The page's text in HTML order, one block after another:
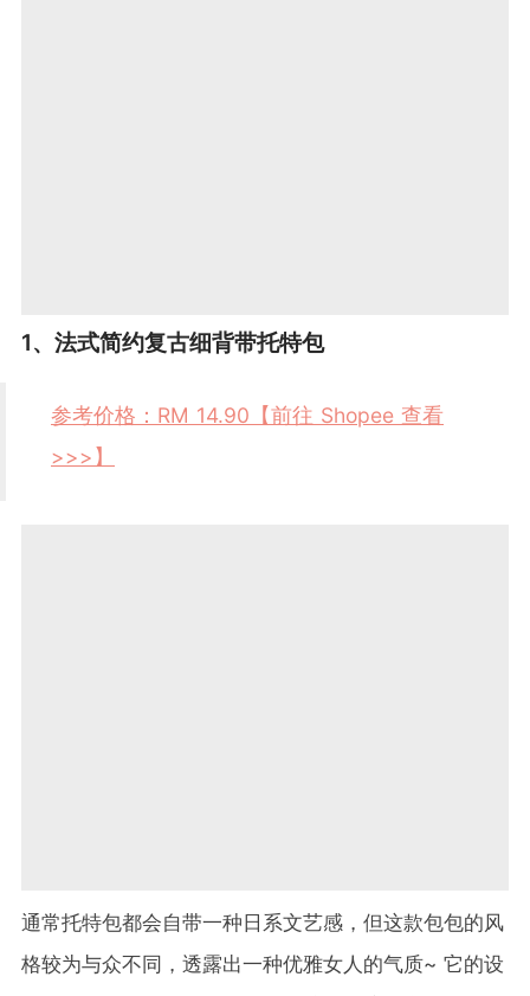
1、法式简约复古细背带托特包
参考价格：RM 14.90【前往 Shopee 查看
>>>】
通常托特包都会自带一种日系文艺感，但这款包包的风
格较为与众不同，透露出一种优雅女人的气质~ 它的设